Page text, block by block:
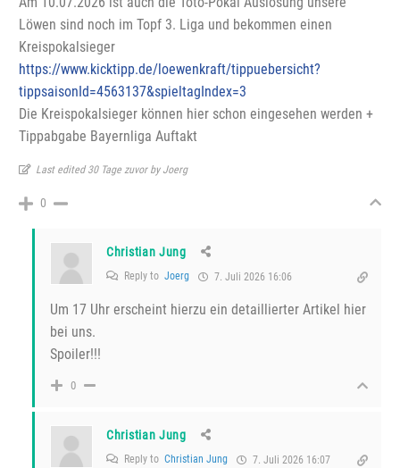
Löwen sind noch im Topf 3. Liga und bekommen einen
Kreispokalsieger
https://www.kicktipp.de/loewenkraft/tippuebersicht?
tippsaisonId=4563137&spieltagIndex=3
Die Kreispokalsieger können hier schon eingesehen werden +
Tippabgabe Bayernliga Auftakt
Last edited 30 Tage zuvor by Joerg
0
Christian Jung
Reply to Joerg 7. Juli 2026 16:06
Um 17 Uhr erscheint hierzu ein detaillierter Artikel hier
bei uns.
Spoiler!!!
0
Christian Jung
Reply to Christian Jung 7. Juli 2026 16:07